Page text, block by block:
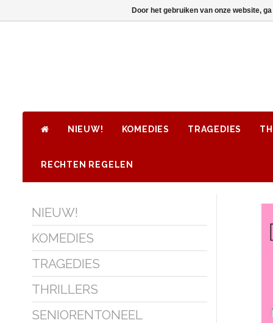
NIEUW! KOMEDIES TRAGEDIES
RECHTEN REGELEN
NIEUW!
KOMEDIES
TRAGEDIES
THRILLERS
SENIORENTONEEL
Door het gebruiken van onze website,